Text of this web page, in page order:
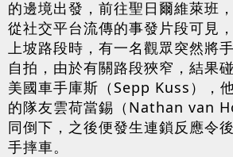
的邊境出發，前往聖日爾維萊班
從社交平台流傳的事發片段可見
上坡路段時，有一名觀眾突然將
自拍，由於有關路段狹窄，結果
美國車手庫斯（Sepp Kuss），
的隊友雲荷當錫（Nathan van
同倒下，之後便發生連鎖反應令
手摔車。